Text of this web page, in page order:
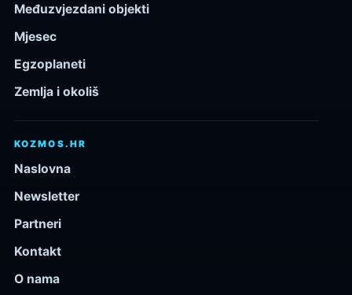
Međuzvjezdani objekti
Mjesec
Egzoplaneti
Zemlja i okoliš
KOZMOS.HR
Naslovna
Newsletter
Partneri
Kontakt
O nama